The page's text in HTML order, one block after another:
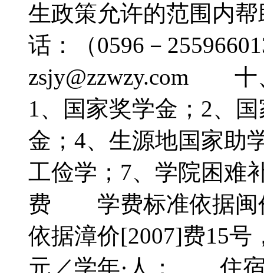
生政策允许的范围内
话：（0596－
zsjy@zzwzy.com
1、国家奖学金；2、
金；4、生源地国家助
工俭学；7、学院困
费 学费标准依据闽
依据漳价[2007]费15
元／学年·人； 住宿